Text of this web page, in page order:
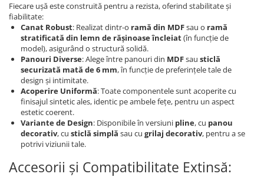
Fiecare ușă este construită pentru a rezista, oferind stabilitate și
fiabilitate:
Canat Robust: Realizat dintr-o ramă din MDFsau o ramă
stratificată din lemn de rășinoase încleiat(în funcție de
model), asigurând o structură solidă.
Panouri Diverse: Alege între panouri din MDFsau sticlă
securizată mată de 6 mm, în funcție de preferințele tale de
design și intimitate.
Acoperire Uniformă: Toate componentele sunt acoperite cu
finisajul sintetic ales, identic pe ambele fețe, pentru un aspect
estetic coerent.
Variante de Design: Disponibile în versiuni pline, cu panou
decorativ, cu sticlă simplă sau cu grilaj decorativ, pentru a se
potrivi viziunii tale.
Accesorii și Compatibilitate Extinsă: